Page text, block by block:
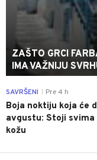
ZAŠTO GRCI
IMA VAŽNIJU
SAVRŠENI Pre 4 h
Boja noktiju koja će
avgustu: Stoji
kožu